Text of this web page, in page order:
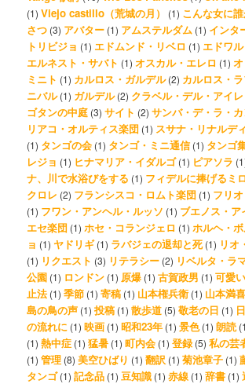
(1)Viejo castillo（荒城の月） (1) こんな女に
さつ (3) アバター (1) アムステルダム (1) インタ
トリビジョ (1) エドムンド・リベロ (1) エドワ
エルネスト・サバト (1)オスカル・エレロ (1)
ミニト (1) カルロス・ガルデル(2) カルロス・
ニバル(1) ガルデル(2) クラベル・デル・アイレ
ゴタンの中庭 (3)サイト (2)サンバ・デ・ラ・
リアコ・オルティス楽団 (1) スサナ・リナルディ
(1) タンゴの会 (1) タンゴ・ミニ通信(1) タンゴ
レジョ (1) ヒナマリア・イダルゴ(1) ピアソラ
ナ、川で水浴びをする (1) フィデルに捧げるミ
クロレ (2) フランシスコ・ロムト楽団 (1) フリ
(1) フワン・アンヘル・ルッソ (1) ブエノス・ア
エセ楽団 (1)ホセ・コランジェロ (1)ホルヘ・
ョ (1) ヤドリギ(1) ラバジェの退却と死(1) リオ
(1) リクエスト (3) リテラシー (2) リベルタ・ラ
公園 (1) ロンドン (1) 原爆 (1)古賀政男 (1)可愛
止法(1)季節 (1)寄稿 (1) 山本権兵衛 (1) 山本満
島の鳥の声 (1)投稿 (1)散歩道 (5)敬老の日 (1)
の流れに (1)映画 (1)昭和23年 (1)景色(1)朗読
(1)熱中症 (1)猛暑 (1)町内会 (1)登録(5)私の芸
(1)管理 (8)美空ひばり (1)翻訳 (1)菊池章子 (1)
タンゴ(1)記念品 (1) 豆知識 (1)赤線 (1)辞書 (1)